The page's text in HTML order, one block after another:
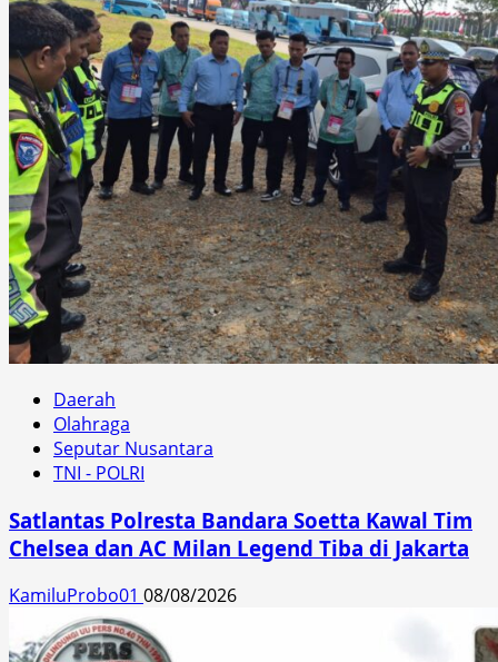
Daerah
Olahraga
Seputar Nusantara
TNI - POLRI
Satlantas Polresta Bandara Soetta Kawal Tim
Chelsea dan AC Milan Legend Tiba di Jakarta
KamiluProbo01 08/08/2026